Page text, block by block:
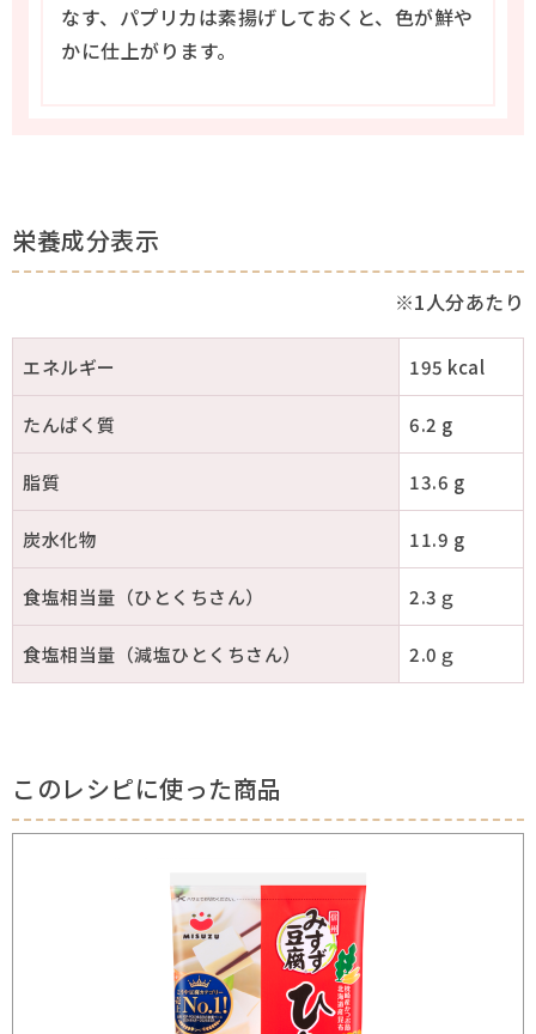
なす、パプリカは素揚げしておくと、色が鮮や
かに仕上がります。
栄養成分表示
※1人分あたり
エネルギー 195 kcal
たんぱく質 6.2 g
脂質 13.6 g
炭水化物 11.9 g
食塩相当量（ひとくちさん） 2.3ｇ
食塩相当量（減塩ひとくちさん） 2.0ｇ
このレシピに使った商品